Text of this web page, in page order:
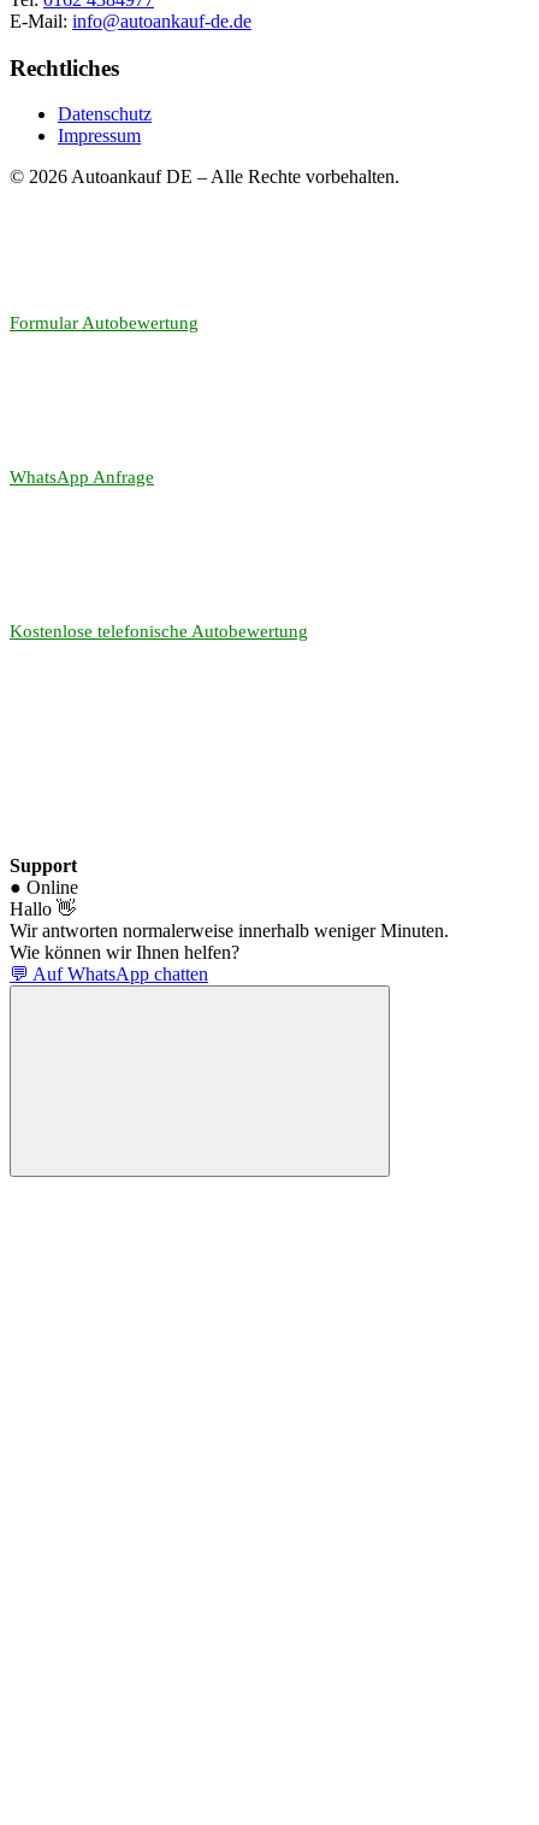
E-Mail: info@autoankauf-de.de
Rechtliches
Datenschutz
Impressum
© 2026 Autoankauf DE – Alle Rechte vorbehalten.
Formular Autobewertung
WhatsApp Anfrage
Kostenlose telefonische Autobewertung
Support
● Online
Hallo 👋
Wir antworten normalerweise innerhalb weniger Minuten.
Wie können wir Ihnen helfen?
💬 Auf WhatsApp chatten